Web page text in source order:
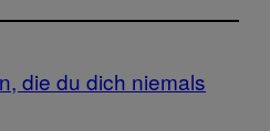
die du dich niemals